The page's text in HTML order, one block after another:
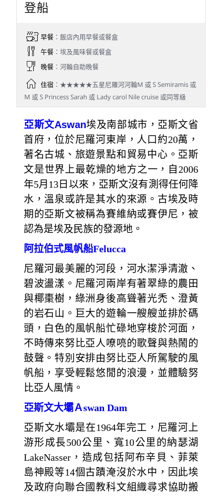
登船
早餐：飯店內用早餐或餐盒
午餐：埃及風味餐或餐盒
晚餐：河輪自助晚餐
住宿：★★★★★五星尼羅河河輪M 或 S Semiramis 或
M 或 S Princess Sarah 或 Lady carol Nile cruise 或同等級
亞斯文Aswan埃及南部城市，亞斯文省
首府，位於尼羅河東岸，人口約20萬，
著名古城、旅遊景點和貿易中心。亞斯
文是世界上最乾燥的地方之一，自2006
年5月13日以來，亞斯文沒有測得任何降
水，溫泉或許是其水的來源。古埃及時
期的亞斯文被稱為賽維納或賽伊尼，被
認為是埃及民族的發源地。
阿拉伯式風帆船Felucca
尼羅河最美麗的河段，河水潔淨清澈、
碧波盪漾。尼羅河兩岸有著翠綠的農田
與椰棗樹，綠洲身後高聳著光禿、澄黃
的岩石山。巨大的遊輪一艘艘並排於碼
頭，白色的風帆船忙碌地穿梭於河面，
不時傳來努比亞人嘹喨的歌聲與熱鬧的
鼓聲。特別安排由努比亞人所駕駛的風
帆船，享受輕鬆悠閒的浪漫，並體驗努
比亞人風情。
亞斯文大壩Ａswan Dam
亞斯文水壩是在1964年完工，尼羅河上
游形成長500公里、寬10公里的納瑟湖
LakeNasser，造成包括阿布辛貝、菲萊
島神殿等14個古蹟淹沒於水中，因此埃
及政府向聯合國教科文組織尋求協助搬